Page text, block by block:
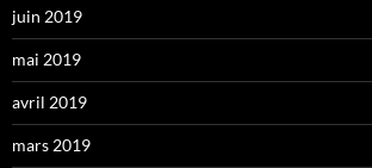
juin 2019
mai 2019
avril 2019
mars 2019